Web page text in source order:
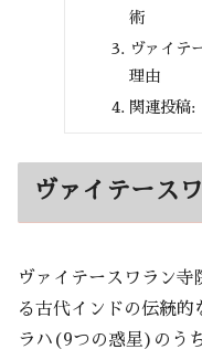
術
ヴァイテ
理由
関連投稿:
ヴァイテース
ヴァイテースワラン
る古代インドの伝統的
ラハ(9つの惑星)のう